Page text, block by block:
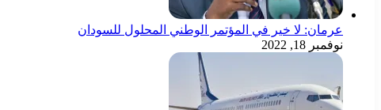
عرمان: لا خير في المؤتمر الوطني المحلول للسودان
نوفمبر 18, 2022